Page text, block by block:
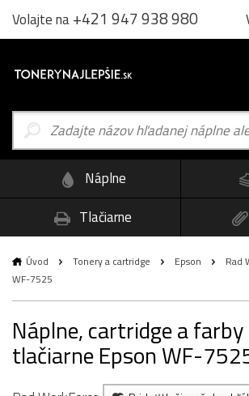
Volajte na+421 947 938 980
Náplne
Tlačiarne
Úvod Tonery a cartridge Epson Rad
WF-7525
Náplne, cartridge a farby
tlačiarne Epson WF-